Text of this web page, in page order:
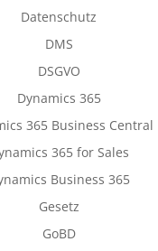
Datenschutz
DMS
DSGVO
Dynamics 365
365 Business Central
365 for Sales
Business 365
Gesetz
GoBD